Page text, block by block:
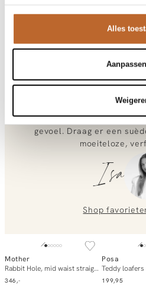
Alles
Aanpassen
Variantnummer
429
Variantnaam
Mud
Patroon
Ilies, katoenen overslagtop
Bij Orangebag ontvang je gratis
bestellingen worden verzonden
zodat je jouw pakket altijd kunt
uur op werkdagen? Dan wordt je
verzonden!
Heb je vragen over onze
het plaatsen van een bestelling?
Neem contact met ons op via
(ma-vr: 09:00u-
We helpen je graag verder!
Shop
Deze bruine overslagblouse
prachtig statement piece.
benen optisch langer laat
frisse wit en de warme
gevoel. Draag er een
moeiteloze,
Isa
Shop
In winkelmand
Mother
Rabbit Hole, mid waist straight fit jeans
346,-
In
Posa
Teddy loafers
199,95